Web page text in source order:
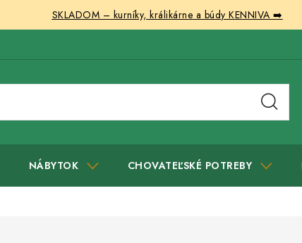
SKLADOM – kurníky, králikárne a búdy KENNIVA ➡️
NÁBYTOK CHOVATEĽSKÉ POTREBY